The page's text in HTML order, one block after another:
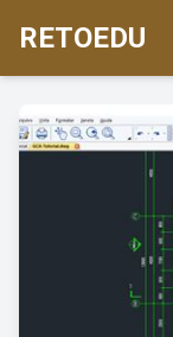
RETOEDU